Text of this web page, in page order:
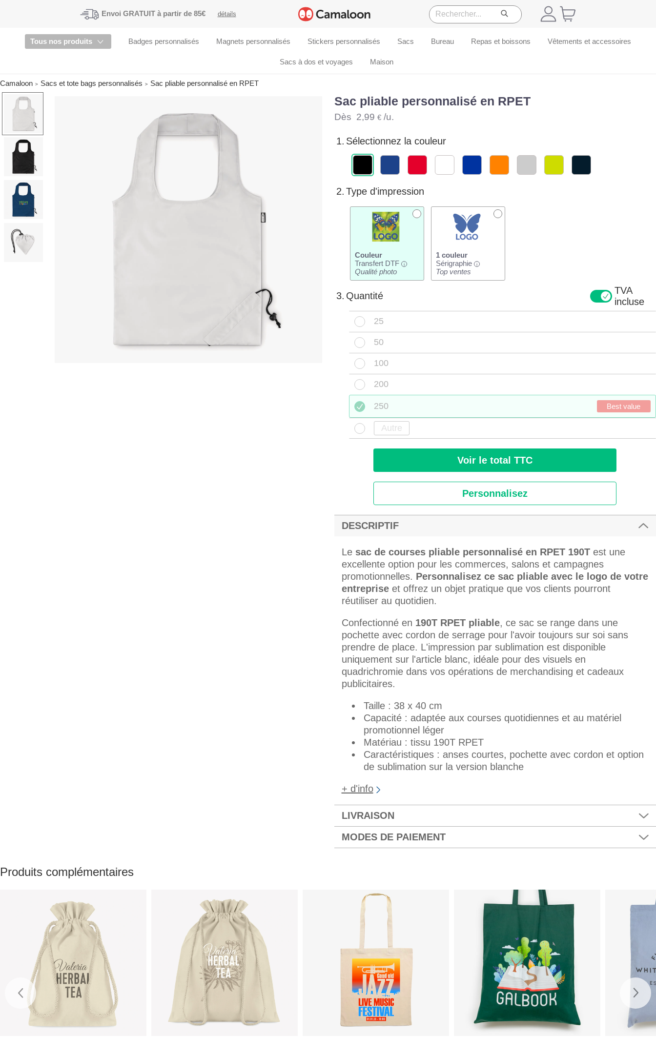
Envoi GRATUIT à partir de 85€ détails
Tous nos produits Badges personnalisés Magnets personnalisés Stickers personnalisés Sacs Bureau Repas et boissons Vêtements et accessoires
Sacs à dos et voyages Maison
Camaloon Sacs et tote bags personnalisés Sac pliable personnalisé en RPET
Sac pliable personnalisé en RPET
Dès 2,99 €/u.
1. Sélectionnez la couleur
2. Type d'impression
Couleur
Transfert DTF
i
Qualité photo
1 couleur
Sérigraphie
i
Top ventes
3. Quantité
TVA
incluse
25
50
100
200
250 Best value
Voir le total TTC
Personnalisez
DESCRIPTIF
Le sac de courses pliable personnalisé en RPET 190Test une
excellente option pour les commerces, salons et campagnes
promotionnelles. Personnalisez ce sac pliable avec le logo de votre
entrepriseet offrez un objet pratique que vos clients pourront
réutiliser au quotidien.
Confectionné en 190T RPET pliable, ce sac se range dans une
pochette avec cordon de serrage pour l'avoir toujours sur soi sans
prendre de place. L'impression par sublimation est disponible
uniquement sur l'article blanc, idéale pour des visuels en
quadrichromie dans vos opérations de merchandising et cadeaux
publicitaires.
Taille : 38 x 40 cm
Capacité : adaptée aux courses quotidiennes et au matériel
promotionnel léger
Matériau : tissu 190T RPET
Caractéristiques : anses courtes, pochette avec cordon et option
de sublimation sur la version blanche
+ d'info
LIVRAISON
MODES DE PAIEMENT
Produits complémentaires